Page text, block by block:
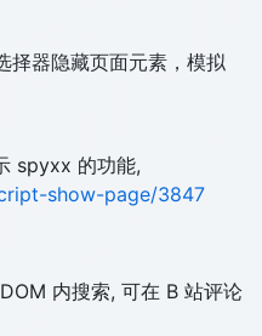
择器隐藏页面元素，模拟
spyxx 的功能,
show-page/3847
内搜索, 可在 B 站评论